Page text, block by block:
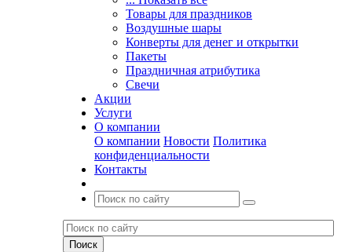
Товары для праздников
Воздушные шары
Конверты для денег и открытки
Пакеты
Праздничная атрибутика
Свечи
Акции
Услуги
О компании
О компании Новости Политика
конфиденциальности
Контакты